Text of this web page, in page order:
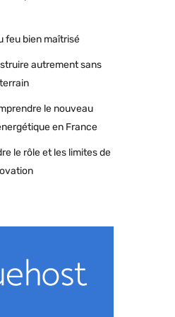
feu bien maîtrisé
autrement sans
le nouveau
en France
le rôle et les limites de